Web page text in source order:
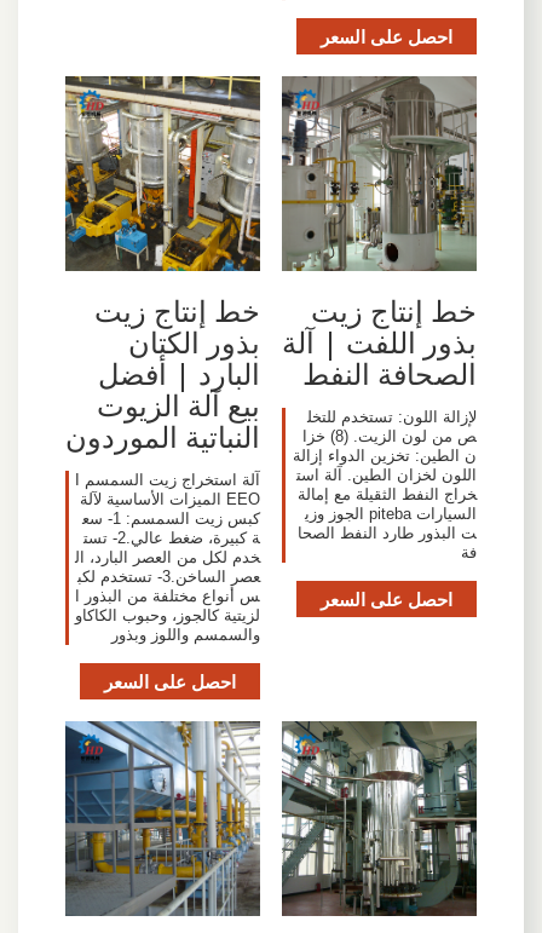
احصل على السعر
خط إنتاج زيت
بذور اللفت | آلة
الصحافة النفط
لإزالة اللون: تستخدم للتخل
ص من لون الزيت. (8) خزا
ن الطين: تخزين الدواء إزالة
اللون لخزان الطين. آلة است
خراج النفط الثقيلة مع إمالة
السيارات piteba الجوز وزي
ت البذور طارد النفط الصحا
فة
احصل على السعر
خط إنتاج زيت
بذور الكتان
البارد | أفضل
بيع آلة الزيوت
النباتية الموردون
EEO الميزات الأساسية لآلة
كبس زيت السمسم: 1- سع
ة كبيرة، ضغط عالي.2- تست
خدم لكل من العصر البارد، ال
عصر الساخن.3- تستخدم لكب
س أنواع مختلفة من البذور ا
لزيتية كالجوز، وحبوب الكاكاو
والسمسم واللوز وبذور
احصل على السعر